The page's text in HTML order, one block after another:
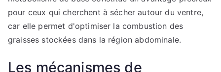
pour ceux qui cherchent à sécher autour du ventre,
car elle permet d'optimiser la combustion des
graisses stockées dans la région abdominale.
Les mécanismes de